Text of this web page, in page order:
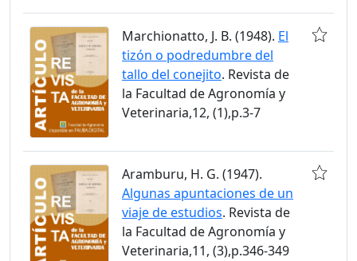
Marchionatto, J. B. (1948). El
tizón o podredumbre del
tallo del conejito. Revista de
la Facultad de Agronomía y
Veterinaria,12, (1),p.3-7
Aramburu, H. G. (1947).
Algunas apuntaciones de un
viaje de estudios. Revista de
la Facultad de Agronomía y
Veterinaria,11, (3),p.346-349